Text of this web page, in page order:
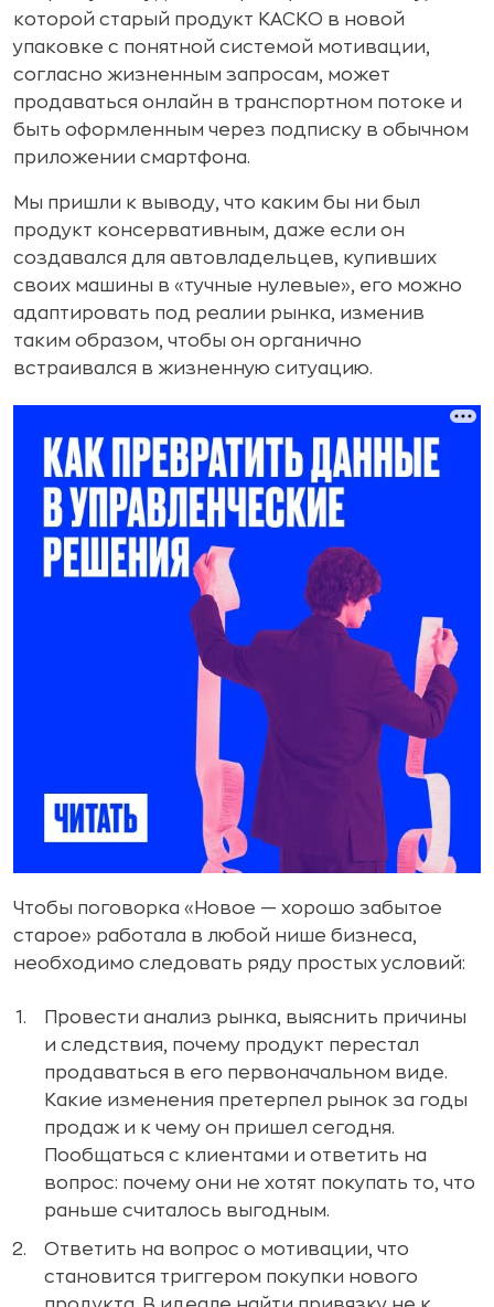
которой старый продукт КАСКО в новой
упаковке с понятной системой мотивации,
согласно жизненным запросам, может
продаваться онлайн в транспортном потоке и
быть оформленным через подписку в обычном
приложении смартфона.
Мы пришли к выводу, что каким бы ни был
продукт консервативным, даже если он
создавался для автовладельцев, купивших
своих машины в «тучные нулевые», его можно
адаптировать под реалии рынка, изменив
таким образом, чтобы он органично
встраивался в жизненную ситуацию.
Чтобы поговорка «Новое — хорошо забытое
старое» работала в любой нише бизнеса,
необходимо следовать ряду простых условий:
Провести анализ рынка, выяснить причины
и следствия, почему продукт перестал
продаваться в его первоначальном виде.
Какие изменения претерпел рынок за годы
продаж и к чему он пришел сегодня.
Пообщаться с клиентами и ответить на
вопрос: почему они не хотят покупать то, что
раньше считалось выгодным.
Ответить на вопрос о мотивации, что
становится триггером покупки нового